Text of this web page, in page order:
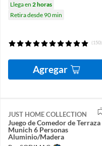
Llega en 2 horas
Retira desde 90 min
(150)
Agregar
JUST HOME COLLECTION
Juego de Comedor de Terraza
Munich 6 Personas
Aluminio/Madera